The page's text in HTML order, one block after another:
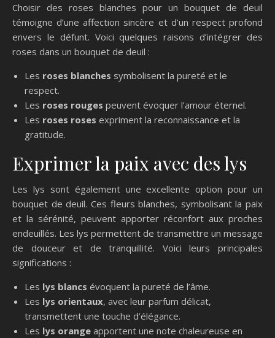
Choisir des roses blanches pour un bouquet de deuil
témoigne d’une affection sincère et d’un respect profond
envers le défunt. Voici quelques raisons d’intégrer des
roses dans un bouquet de deuil :
Les roses blanches symbolisent la pureté et le
respect.
Les roses rouges peuvent évoquer l’amour éternel.
Les roses roses expriment la reconnaissance et la
gratitude.
Exprimer la paix avec des lys
Les lys sont également une excellente option pour un
bouquet de deuil. Ces fleurs blanches, symbolisant la paix
et la sérénité, peuvent apporter réconfort aux proches
endeuillés. Les lys permettent de transmettre un message
de douceur et de tranquillité. Voici leurs principales
significations :
Les lys blancs évoquent la pureté de l’âme.
Les lys orientaux, avec leur parfum délicat,
transmettent une touche d’élégance.
Les lys orange apportent une note chaleureuse en